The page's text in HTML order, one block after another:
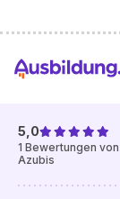
5,0
1 Bewertungen von
Azubis